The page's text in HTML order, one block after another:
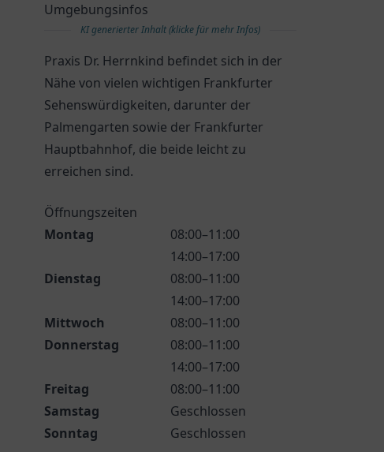
Umgebungsinfos
KI generierter Inhalt (klicke für mehr Infos)
Praxis Dr. Herrnkind befindet sich in der
Nähe von vielen wichtigen Frankfurter
Sehenswürdigkeiten, darunter der
Palmengarten sowie der Frankfurter
Hauptbahnhof, die beide leicht zu
erreichen sind.
Öffnungszeiten
Montag
08:00–11:00
14:00–17:00
Dienstag
08:00–11:00
14:00–17:00
Mittwoch
08:00–11:00
Donnerstag
08:00–11:00
14:00–17:00
Freitag
08:00–11:00
Samstag
Geschlossen
Sonntag
Geschlossen